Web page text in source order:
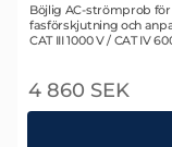
Art. nr 1681
Böjlig AC-strömprob för
fasförskjutning och
CAT III 1000 V / CAT IV
4 860 SEK